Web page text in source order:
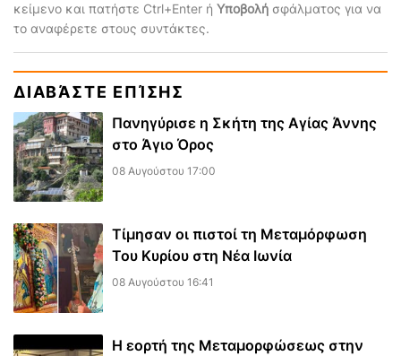
κείμενο και πατήστε Ctrl+Enter ή Υποβολή σφάλματος για να
το αναφέρετε στους συντάκτες.
ΔΙΑΒΆΣΤΕ ΕΠΊΣΗΣ
Πανηγύρισε η Σκήτη της Αγίας Άννης
στο Άγιο Όρος
08 Αυγούστου 17:00
Τίμησαν οι πιστοί τη Μεταμόρφωση
Του Κυρίου στη Νέα Ιωνία
08 Αυγούστου 16:41
Η εορτή της Μεταμορφώσεως στην